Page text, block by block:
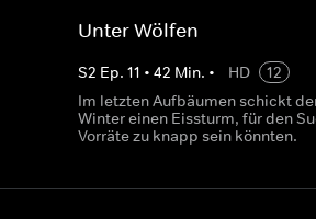
Unter Wölfen
S2 Ep. 11 • 42 Min. • HD
12
Im letzten Aufbäumen schickt
Winter einen Eissturm, für den
Vorräte zu knapp sein könnten.